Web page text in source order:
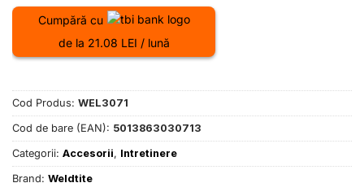
Cumpără cu
de la 21.08 LEI / lună
Cod Produs: WEL3071
Cod de bare (EAN): 5013863030713
Categorii: Accesorii, Intretinere
Brand: Weldtite